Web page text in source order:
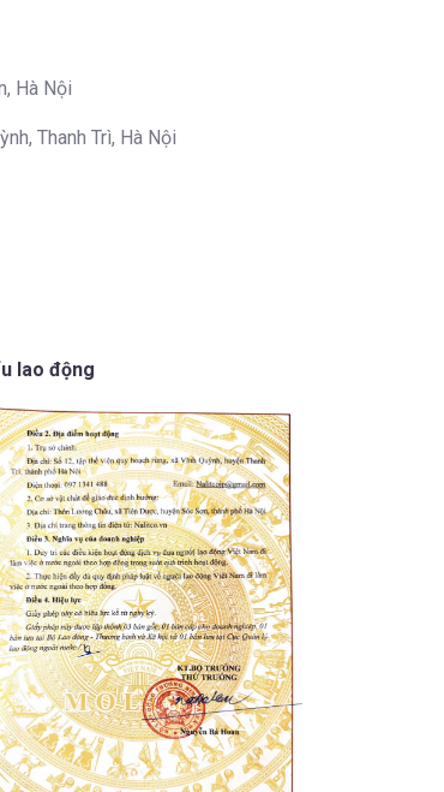
Hà Nội
Thanh Trì, Hà Nội
lao động